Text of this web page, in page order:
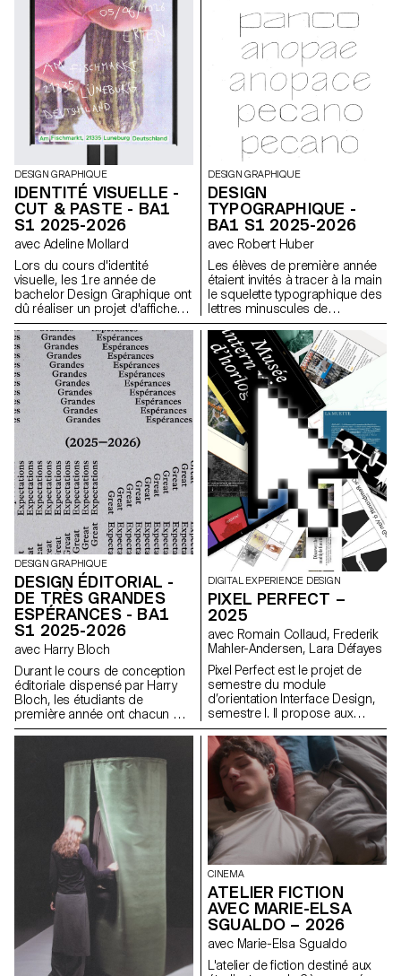
DESIGN GRAPHIQUE
IDENTITÉ VISUELLE -
CUT & PASTE - BA1
S1 2025-2026
avec Adeline Mollard
Lors du cours d'identité
visuelle, les 1re année de
bachelor Design Graphique ont
dû réaliser un projet d'affiches
à partir d'un événement tiré au
hasard. Ils ont du définir leur
propre système visuel et ont
exploré une recherche
d'affiches typographiques
réalisées à la main. L'identité
visuelle de l'événement a été
développée au travers d'une
affiche et d'un flyer,
accompagnés d'un carnet de
recherche regroupant
l'ensemble de leur processus
créatif.
DESIGN GRAPHIQUE
DESIGN
TYPOGRAPHIQUE -
BA1 S1 2025-2026
avec Robert Huber
Les élèves de première année
étaient invités à tracer à la main
le squelette typographique des
lettres minuscules de
l'alphabet. L'objectif était de
respecter les proportions, les
courbes et les axes
caractéristiques de chaque
lettre, tout en portant une
attention particulière à la
cohérence visuelle et à la
régularité du tracé.
DESIGN GRAPHIQUE
DESIGN ÉDITORIAL -
DE TRÈS GRANDES
ESPÉRANCES - BA1
S1 2025-2026
avec Harry Bloch
Durant le cours de conception
éditoriale dispensé par Harry
Bloch, les étudiants de
première année ont chacun mis
en page un chapitre du roman
Charles Dickens. Une édition
finale regroupant tous les
chapitres a été réalisée pour
l'occasion.
DIGITAL EXPERIENCE DESIGN
PIXEL PERFECT –
2025
avec Romain Collaud, Frederik
Mahler-Andersen, Lara Défayes
Pixel Perfect est le projet de
semestre du module
d’orientation Interface Design,
semestre I. Il propose aux
étudiant·e·s d’appliquer
concrètement les méthodes et
principes abordés dans les
cours Macro UI et Screen
Grammar, en explorant
comment les systèmes
graphiques structurent
l’expérience utilisateur digitale. À
partir de l’analyse d’un site
existant, le projet invite à une
réinterprétation critique et
créative de son identité et de sa
hiérarchie visuelles. L’enjeu est
de concevoir une interface
contemporaine, cohérente et
expressive, capable de
renouveler le design system
initial tout en respectant ses
CINEMA
ATELIER FICTION
AVEC MARIE-ELSA
SGUALDO – 2026
avec Marie-Elsa Sgualdo
L'atelier de fiction destiné aux